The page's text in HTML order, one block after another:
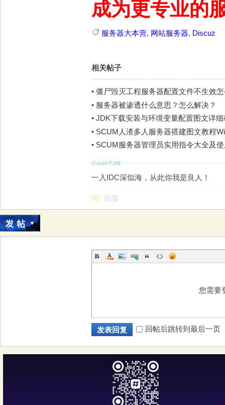
成为更专业的
服务器大本营, 网站服务器, Discuz
相关帖子
• 僵尸毁灭工程服务器配置文件不生效
• 服务器被渗透什么意思？怎么解决？
• JDK下载安装与环境变量配置图文详
• SCUM人渣多人服务器搭建图文教程
• SCUM服务器管理员实用指令大全及
一入IDC深似海，从此你我是良人！
回复
您需要
发表回复 回帖后跳转到最后一页